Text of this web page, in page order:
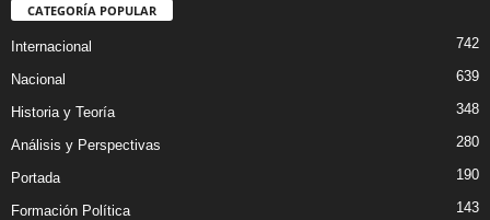
CATEGORÍA POPULAR
Internacional 742
Nacional 639
Historia y Teoría 348
Análisis y Perspectivas 280
Portada 190
Formación Política 143